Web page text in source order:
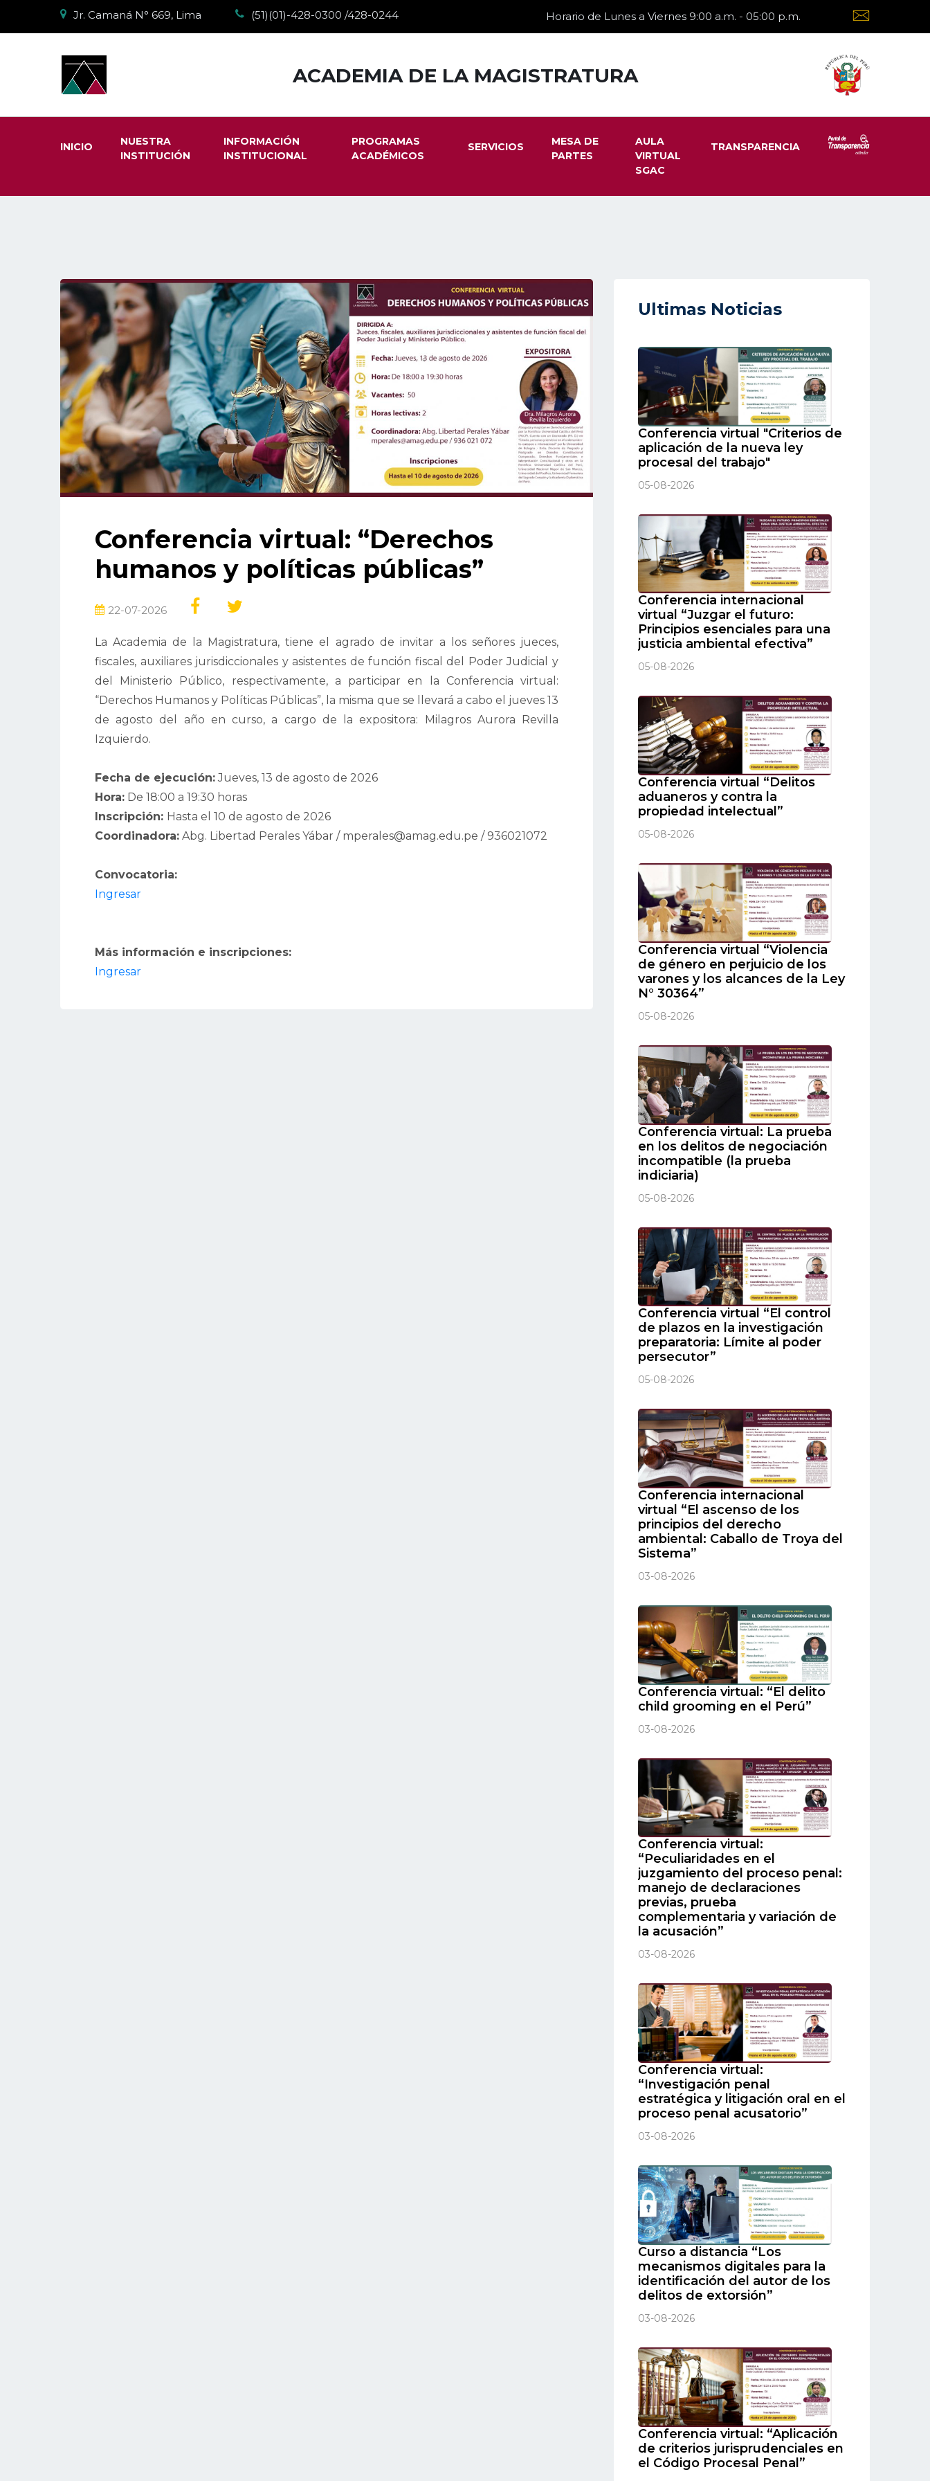
Jr. Camaná N° 669, Lima (51)(01)-428-0300 /428-0244 Horario de Lunes a Viernes 9:00 a.m. - 05:00 p.m.
ACADEMIA DE LA MAGISTRATURA
INICIO
NUESTRA
INSTITUCIÓN
INFORMACIÓN
INSTITUCIONAL
PROGRAMAS
ACADÉMICOS
SERVICIOS
MESA DE
PARTES
AULA
VIRTUAL
SGAC
TRANSPARENCIA
Conferencia virtual: “Derechos
humanos y políticas públicas”
22-07-2026
La Academia de la Magistratura, tiene el agrado de invitar a los señores jueces,
fiscales, auxiliares jurisdiccionales y asistentes de función fiscal del Poder Judicial y
del Ministerio Público, respectivamente, a participar en la Conferencia virtual:
“Derechos Humanos y Políticas Públicas”, la misma que se llevará a cabo el jueves 13
de agosto del año en curso, a cargo de la expositora: Milagros Aurora Revilla
Izquierdo.
Fecha de ejecución:Jueves, 13 de agosto de 2026
Hora: De 18:00 a 19:30 horas
Inscripción: Hasta el 10 de agosto de 2026
Coordinadora: Abg. Libertad Perales Yábar / mperales@amag.edu.pe / 936021072
Convocatoria:
Ingresar
Más información e inscripciones:
Ingresar
Ultimas Noticias
Conferencia virtual "Criterios de
aplicación de la nueva ley
procesal del trabajo"
05-08-2026
Conferencia internacional
virtual “Juzgar el futuro:
Principios esenciales para una
justicia ambiental efectiva”
05-08-2026
Conferencia virtual “Delitos
aduaneros y contra la
propiedad intelectual”
05-08-2026
Conferencia virtual “Violencia
de género en perjuicio de los
varones y los alcances de la Ley
N° 30364”
05-08-2026
Conferencia virtual: La prueba
en los delitos de negociación
incompatible (la prueba
indiciaria)
05-08-2026
Conferencia virtual “El control
de plazos en la investigación
preparatoria: Límite al poder
persecutor”
05-08-2026
Conferencia internacional
virtual “El ascenso de los
principios del derecho
ambiental: Caballo de Troya del
Sistema”
03-08-2026
Conferencia virtual: “El delito
child grooming en el Perú”
03-08-2026
Conferencia virtual:
“Peculiaridades en el
juzgamiento del proceso penal:
manejo de declaraciones
previas, prueba
complementaria y variación de
la acusación”
03-08-2026
Conferencia virtual:
“Investigación penal
estratégica y litigación oral en el
proceso penal acusatorio”
03-08-2026
Curso a distancia “Los
mecanismos digitales para la
identificación del autor de los
delitos de extorsión”
03-08-2026
Conferencia virtual: “Aplicación
de criterios jurisprudenciales en
el Código Procesal Penal”